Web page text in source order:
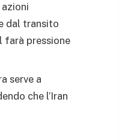
dal transito
farà pressione
serve a
che l’Iran